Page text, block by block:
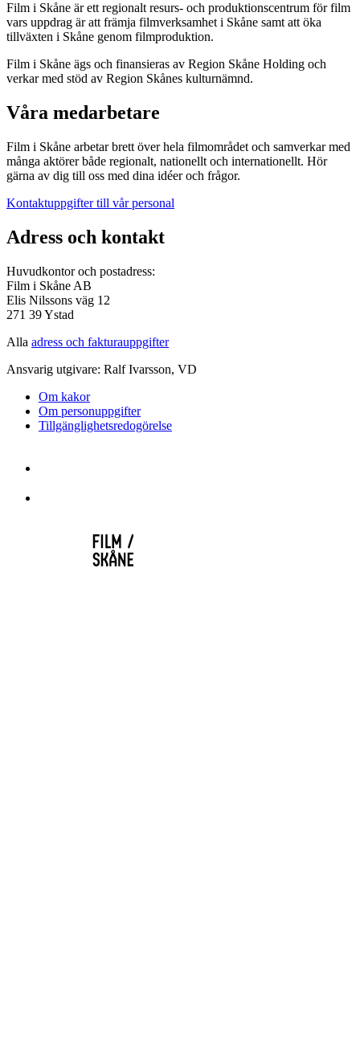
Film i Skåne är ett regionalt resurs- och produktionscentrum för film
vars uppdrag är att främja filmverksamhet i Skåne samt att öka
tillväxten i Skåne genom filmproduktion.
Film i Skåne ägs och finansieras av Region Skåne Holding och
verkar med stöd av Region Skånes kulturnämnd.
Våra medarbetare
Film i Skåne arbetar brett över hela filmområdet och samverkar med
många aktörer både regionalt, nationellt och internationellt. Hör
gärna av dig till oss med dina idéer och frågor.
Kontaktuppgifter till vår personal
Adress och kontakt
Huvudkontor och postadress:
Film i Skåne AB
Elis Nilssons väg 12
271 39 Ystad
Alla adress och fakturauppgifter
Ansvarig utgivare: Ralf Ivarsson, VD
Om kakor
Om personuppgifter
Tillgänglighetsredogörelse